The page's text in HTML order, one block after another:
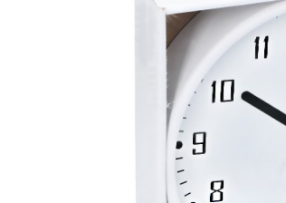
Předsíň a chodba
Pracovna a kancelář